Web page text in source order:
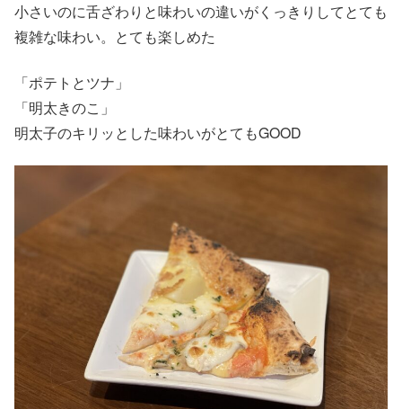
小さいのに舌ざわりと味わいの違いがくっきりしてとても
複雑な味わい。とても楽しめた
「ポテトとツナ」
「明太きのこ」
明太子のキリッとした味わいがとてもGOOD